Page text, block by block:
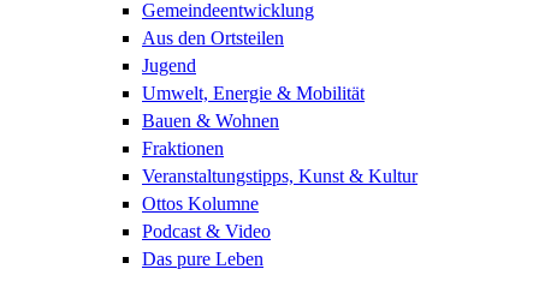
Gemeindeentwicklung
Aus den Ortsteilen
Jugend
Umwelt, Energie & Mobilität
Bauen & Wohnen
Fraktionen
Veranstaltungstipps, Kunst & Kultur
Ottos Kolumne
Podcast & Video
Das pure Leben